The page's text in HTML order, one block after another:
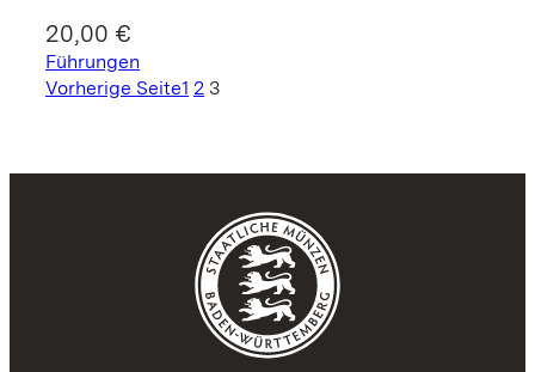
20,00 €
Führungen
Vorherige Seite1 2 3